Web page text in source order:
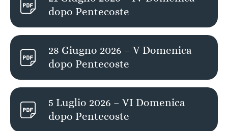
dopo Pentecoste
28 Giugno 2026 – V Domenica
dopo Pentecoste
5 Luglio 2026 – VI Domenica
dopo Pentecoste